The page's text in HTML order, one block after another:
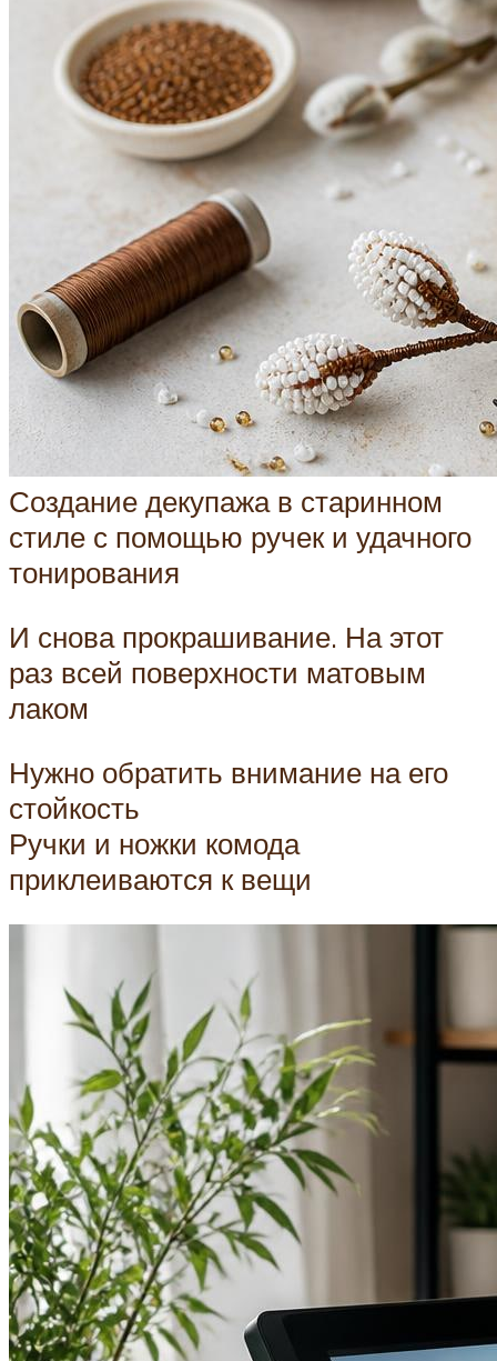
Создание декупажа в старинном
стиле с помощью ручек и удачного
тонирования
И снова прокрашивание. На этот
раз всей поверхности матовым
лаком
Нужно обратить внимание на его
стойкость
Ручки и ножки комода
приклеиваются к вещи